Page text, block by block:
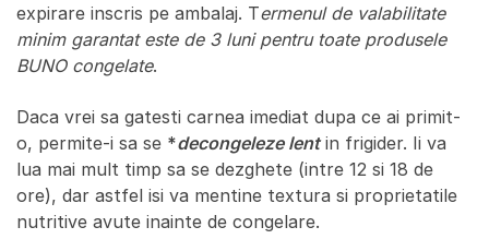
expirare inscris pe ambalaj. Termenul de valabilitate
minim garantat este de 3 luni pentru toate produsele
BUNO congelate.
Daca vrei sa gatesti carnea imediat dupa ce ai primit-
o, permite-i sa se *decongeleze lentin frigider. Ii va
lua mai mult timp sa se dezghete (intre 12 si 18 de
ore), dar astfel isi va mentine textura si proprietatile
nutritive avute inainte de congelare.